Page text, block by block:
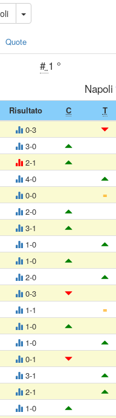
Quote
# 1 °
Napoli
Risultato C T
0-3
3-0
2-1
4-0
0-0
=
2-0
3-1
1-0
1-0
2-0
0-3
1-1
=
1-0
1-0
0-1
3-1
2-1
1-0